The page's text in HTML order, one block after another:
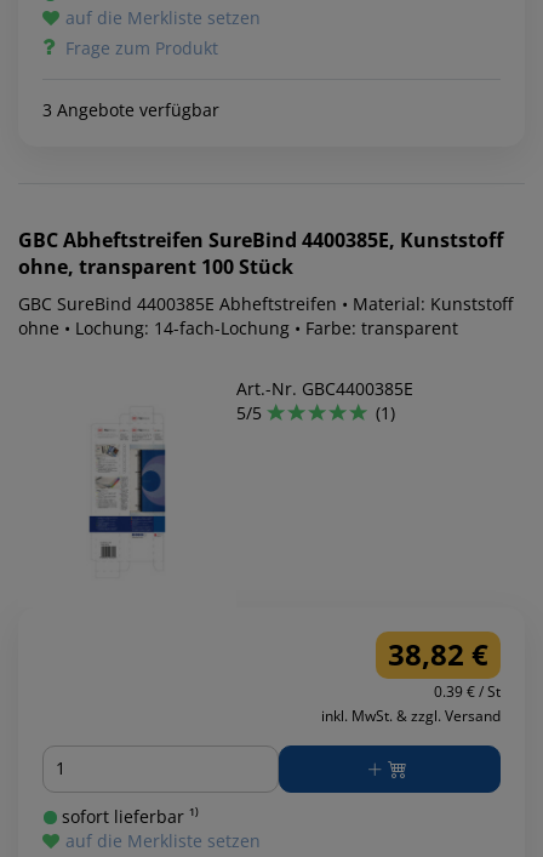
auf die Merkliste setzen
Frage zum Produkt
3 Angebote verfügbar
GBCAbheftstreifen SureBind 4400385E, Kunststoff
ohne, transparent 100 Stück
GBC SureBind 4400385E Abheftstreifen • Material: Kunststoff
ohne • Lochung: 14-fach-Lochung • Farbe: transparent
Art.-Nr. GBC4400385E
5/5
(1)
38,82 €
0.39 € / St
inkl. MwSt. & zzgl. Versand
Menge
sofort lieferbar ¹⁾
auf die Merkliste setzen